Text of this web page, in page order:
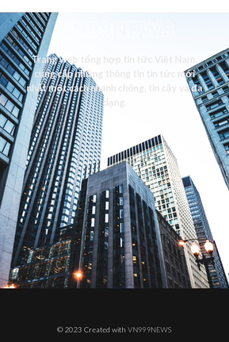
VN99NEWS
Trang web tổng hợp tin tức Việt Nam,
cung cấp những thông tin tin tức mới
nhất một cách nhanh chóng, tin cậy và đa
dạng.
© 2023 Created withVN999NEWS